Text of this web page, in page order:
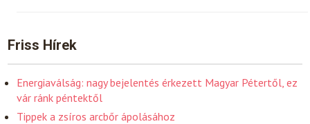
Friss Hírek
Energiaválság: nagy bejelentés érkezett Magyar Pétertől, ez
vár ránk péntektől
Tippek a zsíros arcbőr ápolásához